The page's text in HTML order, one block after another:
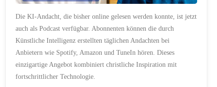
sich
hat?"
Die KI-Andacht, die bisher online gelesen werden konnte, ist jetzt
auch als Podcast verfügbar. Abonnenten können die durch
Künstliche Intelligenz erstellten täglichen Andachten bei
Anbietern wie Spotify, Amazon und TuneIn hören. Dieses
einzigartige Angebot kombiniert christliche Inspiration mit
fortschrittlicher Technologie.